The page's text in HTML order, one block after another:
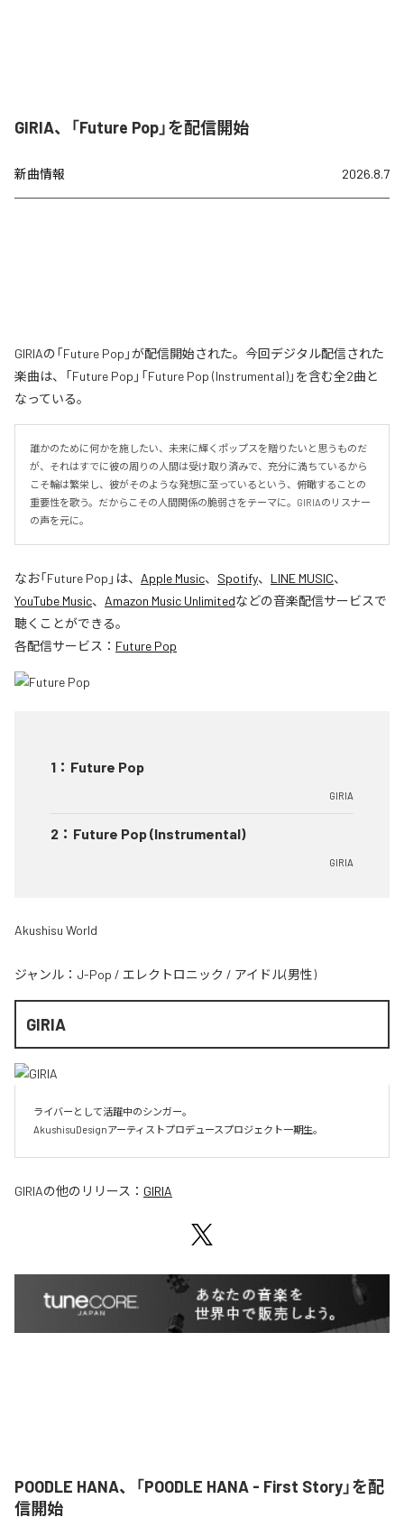
GIRIA、「Future Pop」を配信開始
新曲情報 2026.8.7
GIRIAの「Future Pop」が配信開始された。今回デジタル配信された
楽曲は、「Future Pop」「Future Pop (Instrumental)」を含む全2曲と
なっている。
誰かのために何かを施したい、未来に輝くポップスを贈りたいと思うものだ
が、それはすでに彼の周りの人間は受け取り済みで、充分に満ちているから
こそ輪は繁栄し、彼がそのような発想に至っているという、俯瞰することの
重要性を歌う。だからこその人間関係の脆弱さをテーマに。GIRIAのリスナー
の声を元に。
なお「Future Pop 」は、 Apple Music、 Spotify、 LINE MUSIC、
YouTube Music、 Amazon Music Unlimitedなどの音楽配信サービスで
聴くことができる。
各配信サービス： Future Pop
1 ： Future Pop
GIRIA
2 ： Future Pop (Instrumental)
GIRIA
Akushisu World
ジャンル： J-Pop / エレクトロニック / アイドル(男性)
GIRIA
ライバーとして活躍中のシンガー。
AkushisuDesignアーティストプロデュースプロジェクト一期生。
GIRIAの他のリリース： GIRIA
POODLE HANA、「POODLE HANA - First Story」を配
信開始